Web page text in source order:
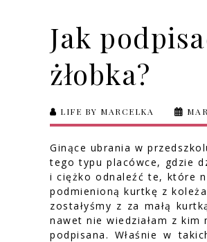
Jak
żłobka?
LIFE BY MARCELKA
Ginące ubrania w
tego typu placówce, gdzie
i ciężko odnaleźć te, które
podmienioną kurtkę z
zostałyśmy z za małą
nawet nie wiedziałam z
podpisana. Właśnie w